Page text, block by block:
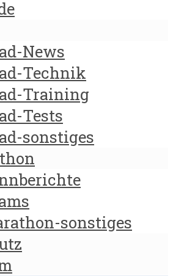
News
Technik
Training
Tests
sonstiges
sonstiges